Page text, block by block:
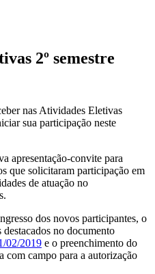
2º semestre
nas Atividades Eletivas
sua participação neste
apresentação-convite para
que solicitaram participação em
de atuação no
dos novos participantes, o
no documento
02/2019 e o preenchimento do
com campo para a autorização